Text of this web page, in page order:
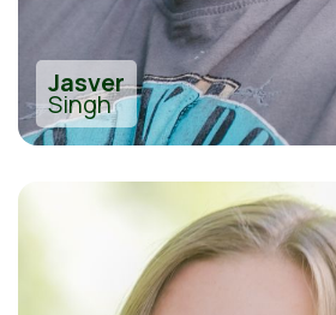
Jasver
Singh